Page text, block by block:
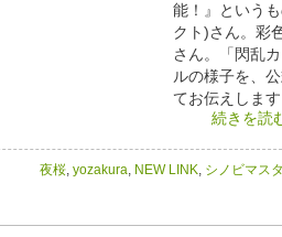
能！』という
クト)さん。彩
さん。「閃乱
ルの様子を、
てお伝えします
続きを読
夜桜, yozakura, NEW LINK, シノビマス